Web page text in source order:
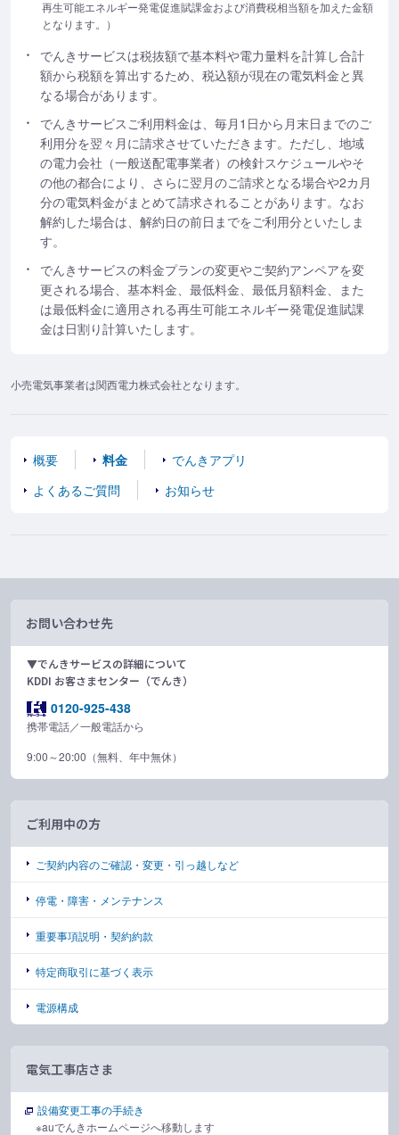
再生可能エネルギー発電促進賦課金および消費税相当額を加えた金額
となります。）
でんきサービスは税抜額で基本料や電力量料を計算し合計
額から税額を算出するため、税込額が現在の電気料金と異
なる場合があります。
でんきサービスご利用料金は、毎月1日から月末日までのご
利用分を翌々月に請求させていただきます。ただし、地域
の電力会社（一般送配電事業者）の検針スケジュールやそ
の他の都合により、さらに翌月のご請求となる場合や2カ月
分の電気料金がまとめて請求されることがあります。なお
解約した場合は、解約日の前日までをご利用分といたしま
す。
でんきサービスの料金プランの変更やご契約アンペアを変
更される場合、基本料金、最低料金、最低月額料金、また
は最低料金に適用される再生可能エネルギー発電促進賦課
金は日割り計算いたします。
小売電気事業者は関西電力株式会社となります。
概要 料金
でんきアプリ
よくあるご質問
お知らせ
お問い合わせ先
▼でんきサービスの詳細について
KDDI お客さまセンター（でんき）
0120-925-438
携帯電話／一般電話から
9:00～20:00（無料、年中無休）
ご利用中の方
ご契約内容のご確認・変更・引っ越しなど
停電・障害・メンテナンス
重要事項説明・契約約款
特定商取引に基づく表示
電源構成
電気工事店さま
設備変更工事の手続き
※auでんきホームページへ移動します